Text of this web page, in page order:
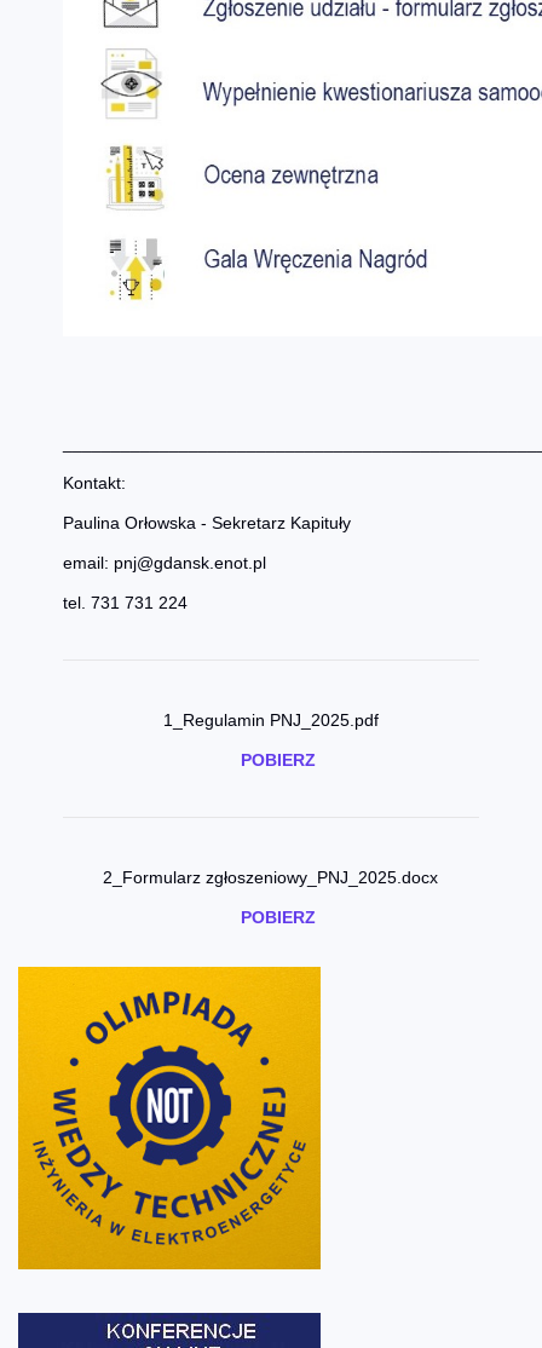
Kontakt:
Paulina Orłowska - Sekretarz Kapituły
email: pnj@gdansk.enot.pl
tel. 731 731 224
1_Regulamin PNJ_2025.pdf
POBIERZ
2_Formularz zgłoszeniowy_PNJ_2025.docx
POBIERZ